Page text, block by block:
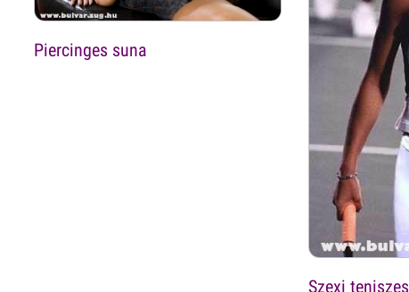
Piercinges suna
Szexi teniszes